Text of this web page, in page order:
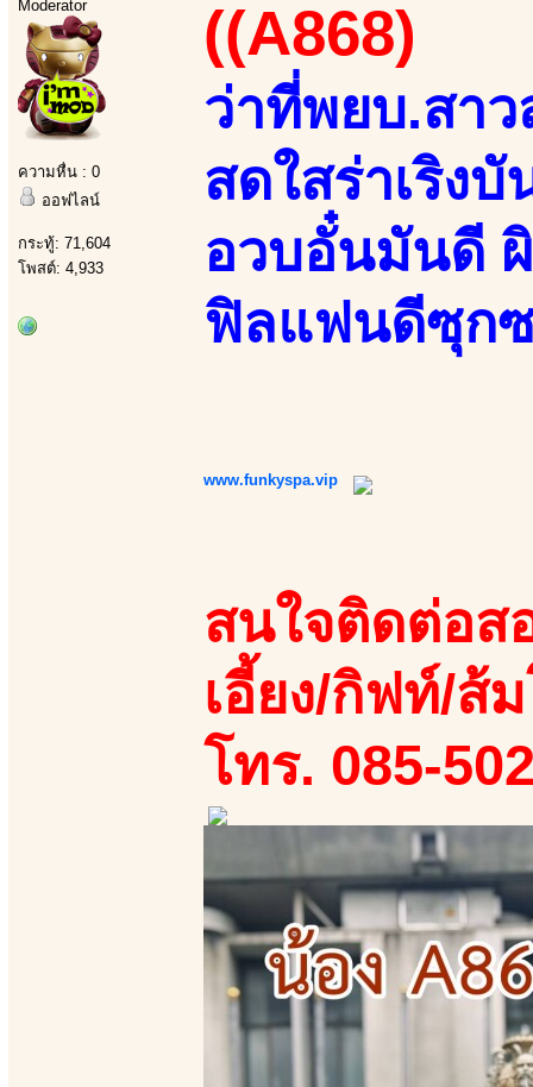
Moderator
ความหื่น : 0
ออฟไลน์
กระทู้: 71,604
โพสต์: 4,933
((A868)
ว่าที่พยบ.สาว
สดใสร่าเริง
อวบอั๋นมันดี
ฟิลแฟนดีซุก
www.funkyspa.vip
สนใจติดต่อส
เอี้ยง/กิฟท์/ส้
โทร. 085-